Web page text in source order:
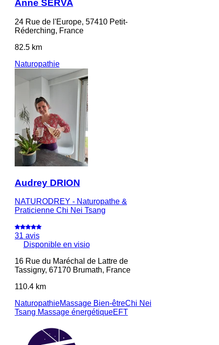
Anne SERVA
24 Rue de l'Europe, 57410 Petit-
Réderching, France
82.5 km
Naturopathie
Audrey DRION
NATURODREY - Naturopathe &
Praticienne Chi Nei Tsang
31 avis
Disponible en visio
16 Rue du Maréchal de Lattre de
Tassigny, 67170 Brumath, France
110.4 km
NaturopathieMassage Bien-êtreChi Nei
Tsang Massage énergétiqueEFT